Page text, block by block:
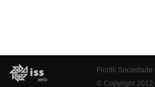
Fiorilli Sociedade
© Copyright